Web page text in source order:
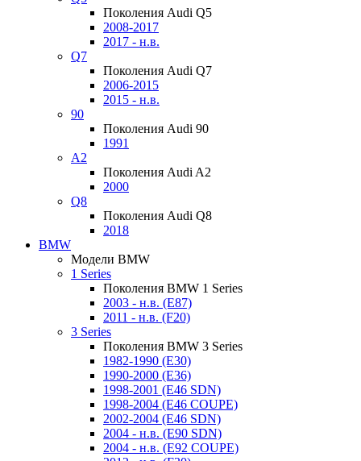
Поколения Audi Q5
2008-2017
2017 - н.в.
Q7
Поколения Audi Q7
2006-2015
2015 - н.в.
90
Поколения Audi 90
1991
A2
Поколения Audi A2
2000
Q8
Поколения Audi Q8
2018
BMW
Модели BMW
1 Series
Поколения BMW 1 Series
2003 - н.в. (E87)
2011 - н.в. (F20)
3 Series
Поколения BMW 3 Series
1982-1990 (E30)
1990-2000 (E36)
1998-2001 (E46 SDN)
1998-2004 (E46 COUPE)
2002-2004 (E46 SDN)
2004 - н.в. (E90 SDN)
2004 - н.в. (E92 COUPE)